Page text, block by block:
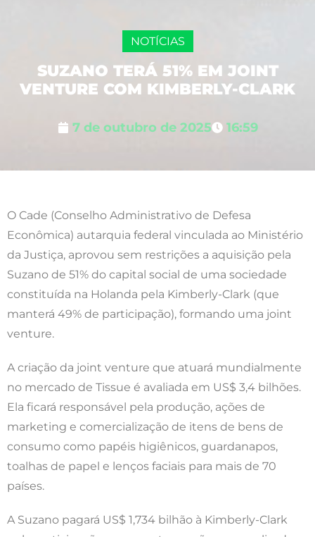
NOTÍCIAS
SUZANO TERÁ 51% EM JOINT
VENTURE COM KIMBERLY-CLARK
7 de outubro de 2025 16:59
O Cade (Conselho Administrativo de Defesa
Econômica) autarquia federal vinculada ao Ministério
da Justiça, aprovou sem restrições a aquisição pela
Suzano de 51% do capital social de uma sociedade
constituída na Holanda pela Kimberly-Clark (que
manterá 49% de participação), formando uma joint
venture.
A criação da joint venture que atuará mundialmente
no mercado de Tissue é avaliada em US$ 3,4 bilhões.
Ela ficará responsável pela produção, ações de
marketing e comercialização de itens de bens de
consumo como papéis higiênicos, guardanapos,
toalhas de papel e lenços faciais para mais de 70
países.
A Suzano pagará US$ 1,734 bilhão à Kimberly-Clark